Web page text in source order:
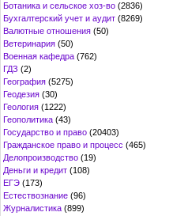
Ботаника и сельское хоз-во (2836)
Бухгалтерский учет и аудит (8269)
Валютные отношения (50)
Ветеринария (50)
Военная кафедра (762)
ГДЗ (2)
География (5275)
Геодезия (30)
Геология (1222)
Геополитика (43)
Государство и право (20403)
Гражданское право и процесс (465)
Делопроизводство (19)
Деньги и кредит (108)
ЕГЭ (173)
Естествознание (96)
Журналистика (899)